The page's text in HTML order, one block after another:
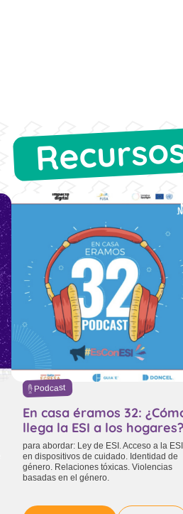
Podcast
En casa éramos 32:
llega la ESI a los hogares?
para abordar: Ley de ESI. Acceso a la ESI
en dispositivos de cuidado. Identidad de
género. Relaciones tóxicas. Violencias
basadas en el género.